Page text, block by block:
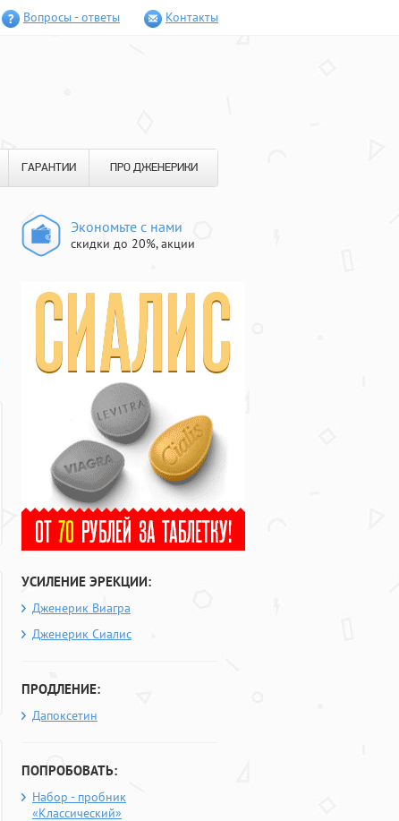
Вопросы - ответы Контакты
ГАРАНТИИ ПРО ДЖЕНЕРИКИ
Экономьте с нами
скидки до 20%, акции
УСИЛЕНИЕ ЭРЕКЦИИ:
Дженерик Виагра
Дженерик Сиалис
ПРОДЛЕНИЕ:
Дапоксетин
ПОПРОБОВАТЬ:
Набор - пробник
«Классический»